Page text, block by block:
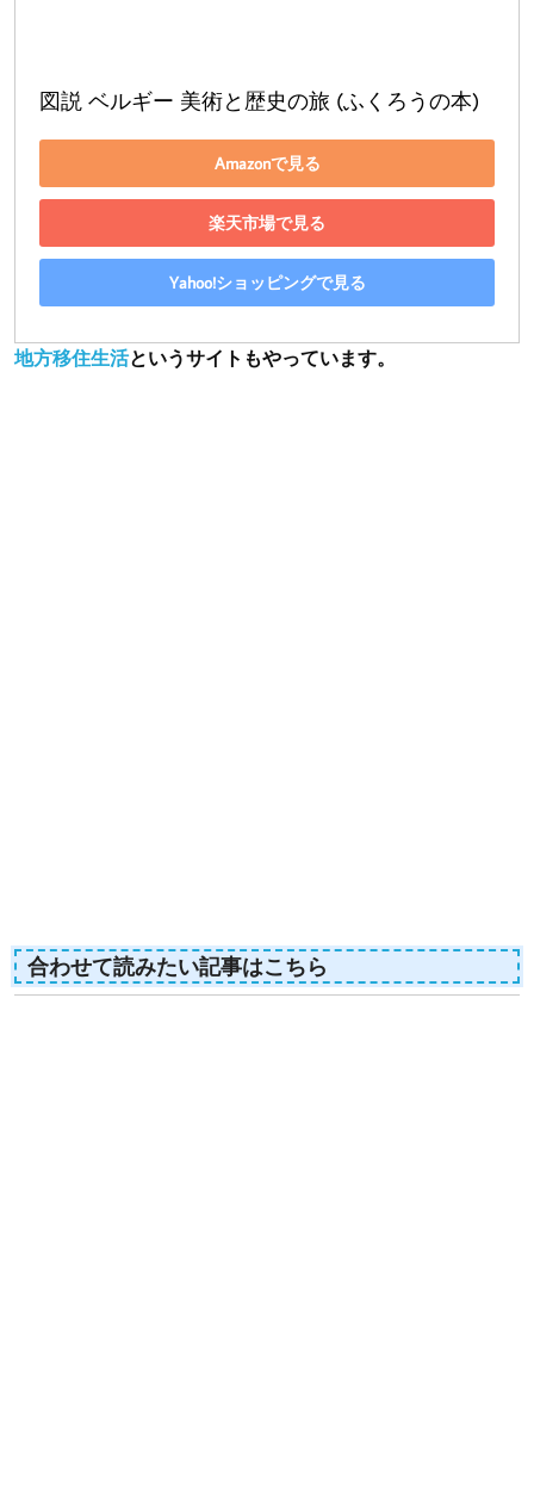
図説 ベルギー 美術と歴史の旅 (ふくろうの本)
Amazonで見る
楽天市場で見る
Yahoo!ショッピングで見る
地方移住生活というサイトもやっています。
合わせて読みたい記事はこちら